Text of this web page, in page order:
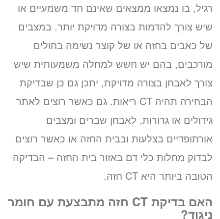
רגיל, בו נמצאו ממצאים שאינם חד משמעיים או
שיש צורך להדמות בצורה מדויקת יותר. במצבים
של כאבים בחזה או של קוצר נשימה בחולים
מורכבים, בהם יש חשש למחלה משמעותית שיש
צורך לאבחן בצורה מדויקת, יתכן גם כן שבדיקת
הבחירה תהיה CT ריאות. גם כאשר רוצים לאתר
גידולים או גרורות, לאבחן שברים ומצבים
אורתופדיים בצלעות ובבית החזה או כאשר רוצים
לבדוק מחלות כלי דם באזור בית החזה – הבדיקה
הטובה ביותר היא CT חזה.
האם בדיקת CT חזה מתבצעת עם חומר
ניגוד?